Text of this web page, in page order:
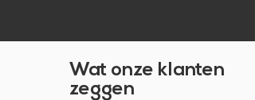
Wat onze klanten
zeggen